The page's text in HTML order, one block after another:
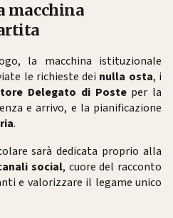
macchina
la macchina istituzionale
le richieste dei nulla osta, i
Delegato di Posteper la
e arrivo, e la pianificazione
.
sarà dedicata proprio alla
social, cuore del racconto
e valorizzare il legame unico